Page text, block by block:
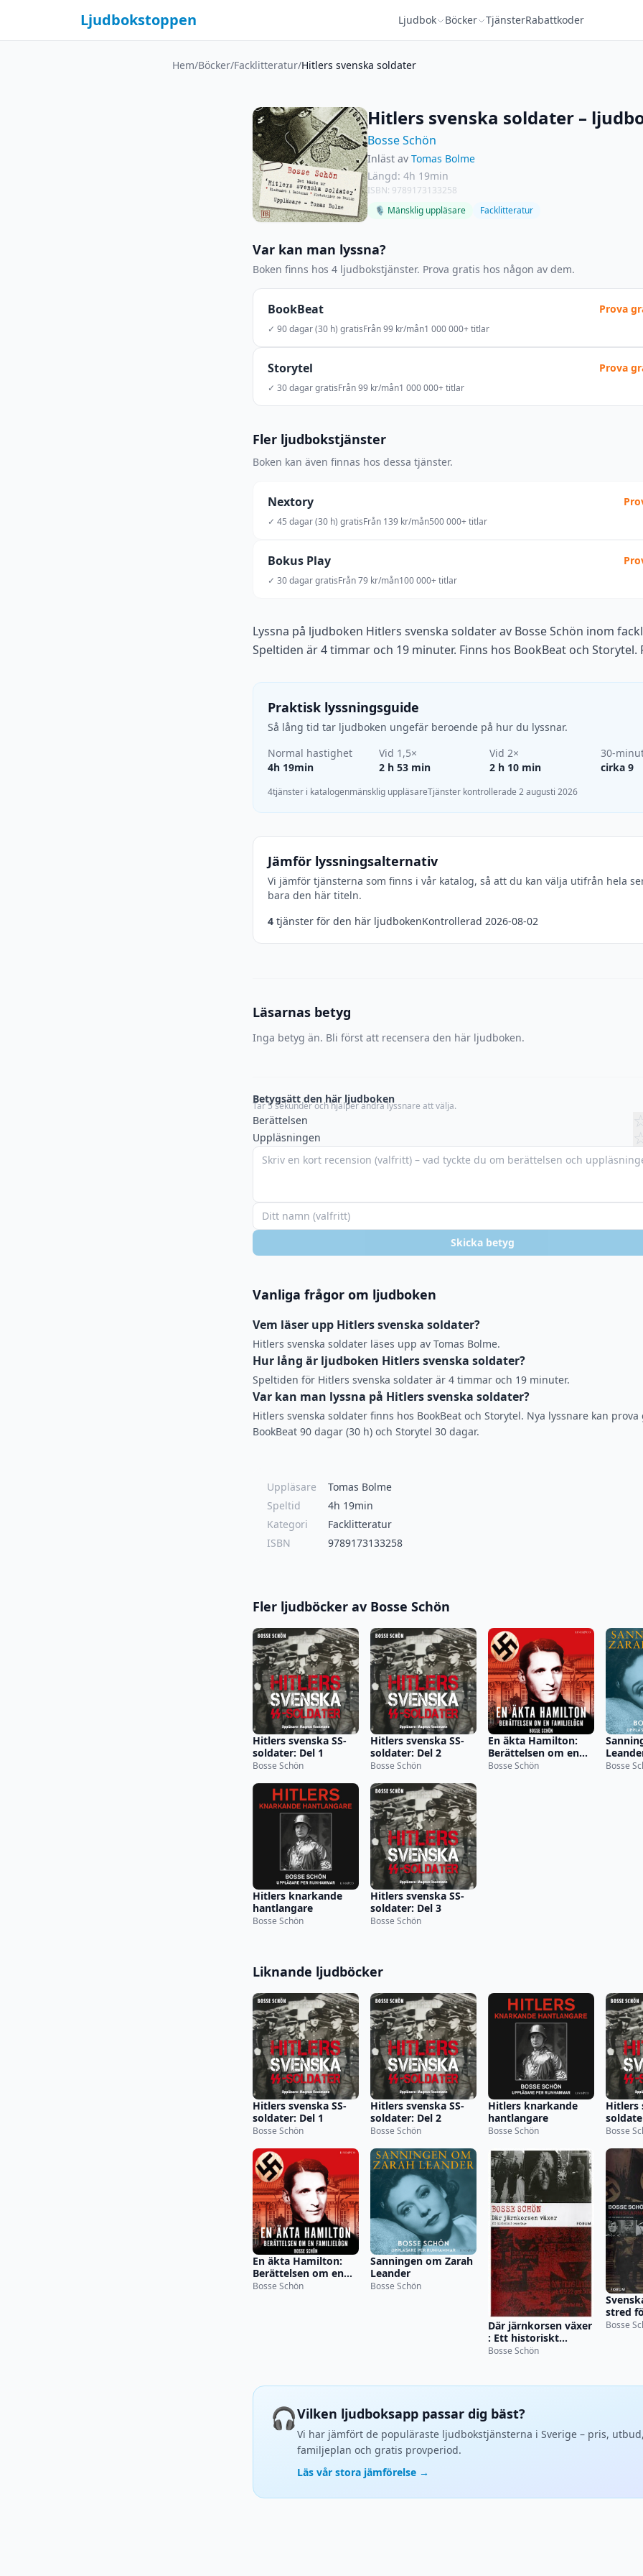
Ljudbokstoppen Ljudbok Böcker TjänsterRabattkoder
Hem/Böcker/Facklitteratur/Hitlers svenska soldater
Hitlers svenska soldater –
Bosse Schön
Inläst av Tomas Bolme
Längd: 4h 19min
ISBN: 9789173133258
🎙 Mänsklig uppläsare
Facklitteratur
Var kan man lyssna?
Boken finns hos 4 ljudbokstjänster. Prova gratis hos någon av dem.
BookBeat Prova
✓ 90 dagar (30 h) gratisFrån 99 kr/mån1 000 000+ titlar
Storytel Prova
✓ 30 dagar gratisFrån 99 kr/mån1 000 000+ titlar
Fler ljudbokstjänster
Boken kan även finnas hos dessa tjänster.
Nextory
✓ 45 dagar (30 h) gratisFrån 139 kr/mån500 000+ titlar
Bokus Play
✓ 30 dagar gratisFrån 79 kr/mån100 000+ titlar
Lyssna på ljudboken Hitlers svenska soldater av Bosse Schön inom
Speltiden är 4 timmar och 19 minuter. Finns hos BookBeat och Storytel.
Praktisk lyssningsguide
Så lång tid tar ljudboken ungefär beroende på hur du lyssnar.
Normal hastighet
4h 19min
Vid 1,5×
2 h 53 min
Vid 2×
2 h 10 min
30-
cirka 9
4tjänster i katalogenmänsklig uppläsareTjänster kontrollerade 2 augusti 2026
Jämför lyssningsalternativ
Vi jämför tjänsterna som finns i vår katalog, så att du kan välja utifrån hela
bara den här titeln.
4 tjänster för den här ljudbokenKontrollerad 2026-08-02
Läsarnas betyg
Inga betyg än. Bli först att recensera den här ljudboken.
Betygsätt den här ljudboken
Tar 5 sekunder och hjälper andra lyssnare att välja.
Berättelsen
Uppläsningen
Skicka betyg
Vanliga frågor om ljudboken
Vem läser upp Hitlers svenska soldater?
Hitlers svenska soldater läses upp av Tomas Bolme.
Hur lång är ljudboken Hitlers svenska soldater?
Speltiden för Hitlers svenska soldater är 4 timmar och 19 minuter.
Var kan man lyssna på Hitlers svenska soldater?
Hitlers svenska soldater finns hos BookBeat och Storytel. Nya lyssnare kan prova
BookBeat 90 dagar (30 h) och Storytel 30 dagar.
Uppläsare
Tomas Bolme
Speltid
4h 19min
Kategori
Facklitteratur
ISBN
9789173133258
Fler ljudböcker av Bosse Schön
Hitlers svenska SS-
soldater: Del 1
Bosse Schön
Hitlers svenska SS-
soldater: Del 2
Bosse Schön
En äkta Hamilton:
Berättelsen om en
familjelögn
Bosse Schön Bosse
Hitlers knarkande
hantlangare
Bosse Schön
Hitlers svenska SS-
soldater: Del 3
Bosse Schön
Liknande ljudböcker
Hitlers svenska SS-
soldater: Del 1
Bosse Schön
Hitlers svenska SS-
soldater: Del 2
Bosse Schön
Hitlers knarkande
hantlangare
Bosse Schön
Hitlers
Bosse
En äkta Hamilton:
Berättelsen om en
familjelögn
Bosse Schön
Sanningen om Zarah
Leander
Bosse Schön
Där järnkorsen växer
: Ett historiskt
reportage
Bosse Schön
stred
Bosse
🎧Vilken ljudboksapp passar dig bäst?
Vi har jämfört de populäraste ljudbokstjänsterna i Sverige – pris, utbud,
familjeplan och gratis provperiod.
Läs vår stora jämförelse →